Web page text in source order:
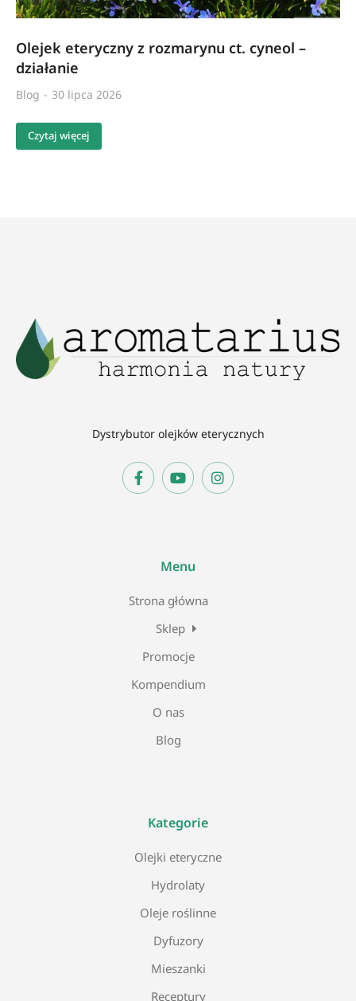
Olejek eteryczny z rozmarynu ct. cyneol –
działanie
Blog 30 lipca 2026
Czytaj więcej
Dystrybutor olejków eterycznych
Menu
Strona główna
Sklep
Promocje
Kompendium
O nas
Blog
Kategorie
Olejki eteryczne
Hydrolaty
Oleje roślinne
Dyfuzory
Mieszanki
Receptury